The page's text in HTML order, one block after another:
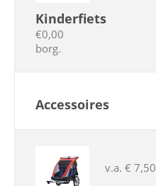
Kinderfiets
€0,00
borg.
Accessoires
v.a. € 7,50